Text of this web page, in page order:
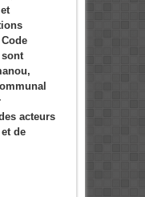
acteurs
de